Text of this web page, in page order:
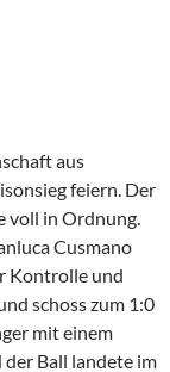
aus
feiern. Der
voll in Ordnung.
Cusmano
Kontrolle und
schoss zum 1:0
mit einem
Ball landete im